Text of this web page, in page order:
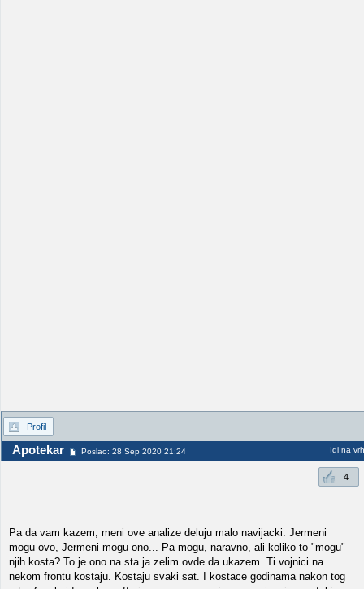
Profil
Apotekar Poslao: 28 Sep 2020 21:24 Idi na vrh
4
Pa da vam kazem, meni ove analize deluju malo navijacki. Jermeni
mogu ovo, Jermeni mogu ono... Pa mogu, naravno, ali koliko to "mogu"
njih kosta? To je ono na sta ja zelim ovde da ukazem. Ti vojnici na
nekom frontu kostaju. Kostaju svaki sat. I kostace godinama nakon tog